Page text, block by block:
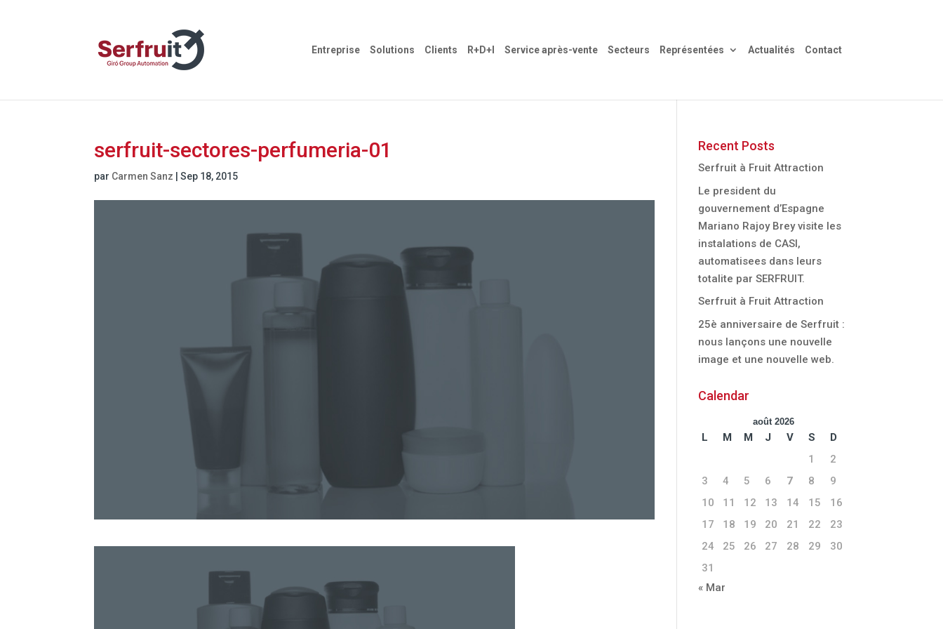
Entreprise Solutions Clients R+D+I Service après-vente Secteurs Représentées Actualités Contact
serfruit-sectores-perfumeria-01
par Carmen Sanz |Sep 18, 2015
Recent Posts
Serfruit à Fruit Attraction
Le president du
gouvernement d’Espagne
Mariano Rajoy Brey visite les
instalations de CASI,
automatisees dans leurs
totalite par SERFRUIT.
Serfruit à Fruit Attraction
25è anniversaire de Serfruit :
nous lançons une nouvelle
image et une nouvelle web.
Calendar
août 2026
L M M J V S
D
1
2
3
4 5 6 7 8
9
10
11 12 13 14 15
16
17
18 19 20 21 22
23
24
25 26 27 28 29
30
31
« Mar